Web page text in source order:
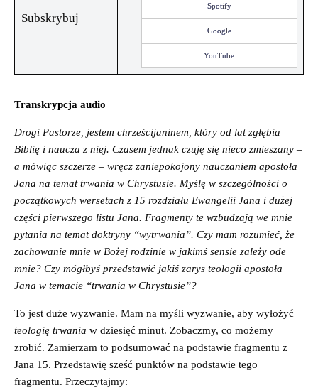
Subskrybuj
Spotify
Google
YouTube
Transkrypcja audio
Drogi Pastorze, jestem chrześcijaninem, który od lat zgłębia
Biblię i naucza z niej. Czasem jednak czuję się nieco zmieszany –
a mówiąc szczerze – wręcz zaniepokojony nauczaniem apostoła
Jana na temat trwania w Chrystusie. Myślę w szczególności o
początkowych wersetach z 15 rozdziału Ewangelii Jana i dużej
części pierwszego listu Jana. Fragmenty te wzbudzają we mnie
pytania na temat doktryny “wytrwania”. Czy mam rozumieć, że
zachowanie mnie w Bożej rodzinie w jakimś sensie zależy ode
mnie? Czy mógłbyś przedstawić jakiś zarys teologii apostoła
Jana w temacie “trwania w Chrystusie”?
To jest duże wyzwanie. Mam na myśli wyzwanie, aby wyłożyć
teologię trwania w dziesięć minut. Zobaczmy, co możemy
zrobić. Zamierzam to podsumować na podstawie fragmentu z
Jana 15. Przedstawię sześć punktów na podstawie tego
fragmentu. Przeczytajmy: